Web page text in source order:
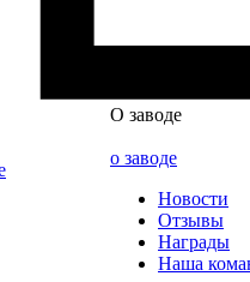
О заводе
о заводе
Новости
Отзывы
Награды
Наша